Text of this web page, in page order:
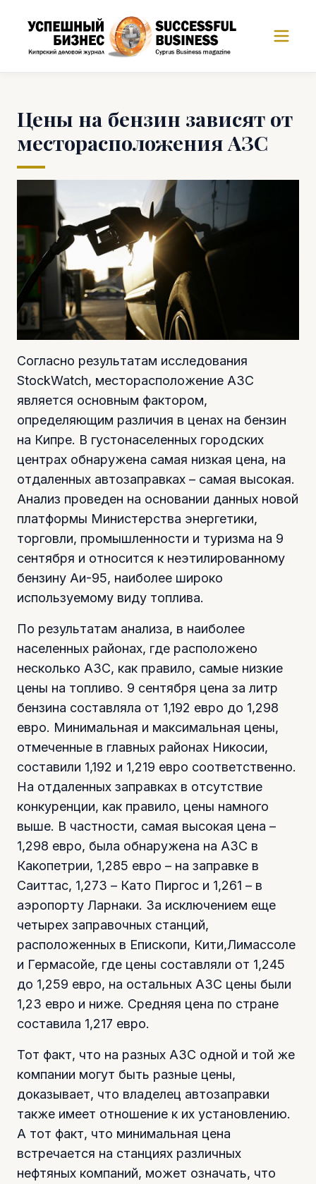
Цены на бензин зависят от
месторасположения АЗС
Согласно результатам исследования
StockWatch, месторасположение АЗС
является основным фактором,
определяющим различия в ценах на бензин
на Кипре. В густонаселенных городских
центрах обнаружена самая низкая цена, на
отдаленных автозаправках – самая высокая.
Анализ проведен на основании данных новой
платформы Министерства энергетики,
торговли, промышленности и туризма на 9
сентября и относится к неэтилированному
бензину Аи-95, наиболее широко
используемому виду топлива.
По результатам анализа, в наиболее
населенных районах, где расположено
несколько АЗС, как правило, самые низкие
цены на топливо. 9 сентября цена за литр
бензина составляла от 1,192 евро до 1,298
евро. Минимальная и максимальная цены,
отмеченные в главных районах Никосии,
составили 1,192 и 1,219 евро соответственно.
На отдаленных заправках в отсутствие
конкуренции, как правило, цены намного
выше. В частности, самая высокая цена –
1,298 евро, была обнаружена на АЗС в
Какопетрии, 1,285 евро – на заправке в
Саиттас, 1,273 – Като Пиргос и 1,261 – в
аэропорту Ларнаки. За исключением еще
четырех заправочных станций,
расположенных в Епископи, Кити,Лимассоле
и Гермасойе, где цены составляли от 1,245
до 1,259 евро, на остальных АЗС цены были
1,23 евро и ниже. Средняя цена по стране
составила 1,217 евро.
Тот факт, что на разных АЗС одной и той же
компании могут быть разные цены,
доказывает, что владелец автозаправки
также имеет отношение к их установлению.
А тот факт, что минимальная цена
встречается на станциях различных
нефтяных компаний, может означать, что